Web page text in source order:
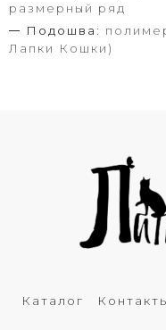
размерный ряд
Подошва:
Лапки Кошки)
Каталог Контакты